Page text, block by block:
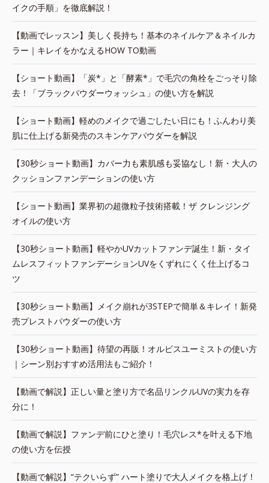
イクの手順」を徹底解説！
【動画でレッスン】美しく長持ち！基本のネイルケア＆ネイルカ
ラー｜キレイをかなえるHOW TO動画
【ショート動画】「炭*」と「酵素*」で毛穴の角栓をごっそり除
去！「ブラックパウダーウォッシュ」の使い方を解説
【ショート動画】軽めのメイクで過ごしたい日にも！ふんわり美
肌に仕上げる新発売のスキンケアパウダーを解説
【30秒ショート動画】カバー力も素肌感も妥協なし！新・大人の
クッションファンデーションの使い方
【ショート動画】業界初の超微粒子技術搭載！ザ クレンジング
オイルの使い方
【30秒ショート動画】軽やかUVカットファンデ誕生！新・タイ
ムレスフィットファンデーションUVをくずれにくく仕上げるコ
ツ
【30秒ショート動画】メイク崩れが3STEPで簡単＆キレイ！新発
売プレストパウダーの使い方
【30秒ショート動画】待望の再販！オルビスユーミストの使い方
｜シーン別おすすめ活用法もご紹介！
【動画で解説】正しい量と塗り方で名品リンクルUVの実力を存
分に！
【動画で解説】ファンデ前にひと塗り！毛穴レス*を叶える下地
の使い方を伝授
【動画で解説】“テクいらず” ハート塗りで大人メイクを格上げ！